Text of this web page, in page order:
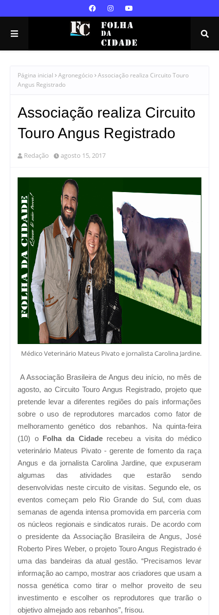
Página inicial Agronegócio Associação realiza Circuito Touro
Angus Registrado
Associação realiza Circuito
Touro Angus Registrado
Redação agosto 15, 2017
Médico Veterinário Mateus Pivato e jornalista Carolina Jardine.
A Associação Brasileira de Angus deu início, no mês de
agosto, ao Circuito Touro Angus Registrado, projeto que
pretende levar a diferentes regiões do país informações
sobre o uso de reprodutores marcados como fator de
melhoramento genético dos rebanhos. Na quinta-feira
(10) o Folha da Cidaderecebeu a visita do médico
veterinário Mateus Pivato - gerente de fomento da raça
Angus e da jornalista Carolina Jardine, que expuseram
algumas das atividades que estarão sendo
desenvolvidas neste circuito de visitas. Segundo ele, os
eventos começam pelo Rio Grande do Sul, com duas
semanas de agenda intensa promovida em parceria com
os núcleos regionais e sindicatos rurais. De acordo com
o presidente da Associação Brasileira de Angus, José
Roberto Pires Weber, o projeto Touro Angus Registrado é
uma das bandeiras da atual gestão. “Precisamos levar
informação ao campo, mostrar aos criadores que usam a
nossa genética como tirar o melhor proveito de seu
investimento e escolher os reprodutores que trarão o
objetivo almejado aos rebanhos”, frisou.